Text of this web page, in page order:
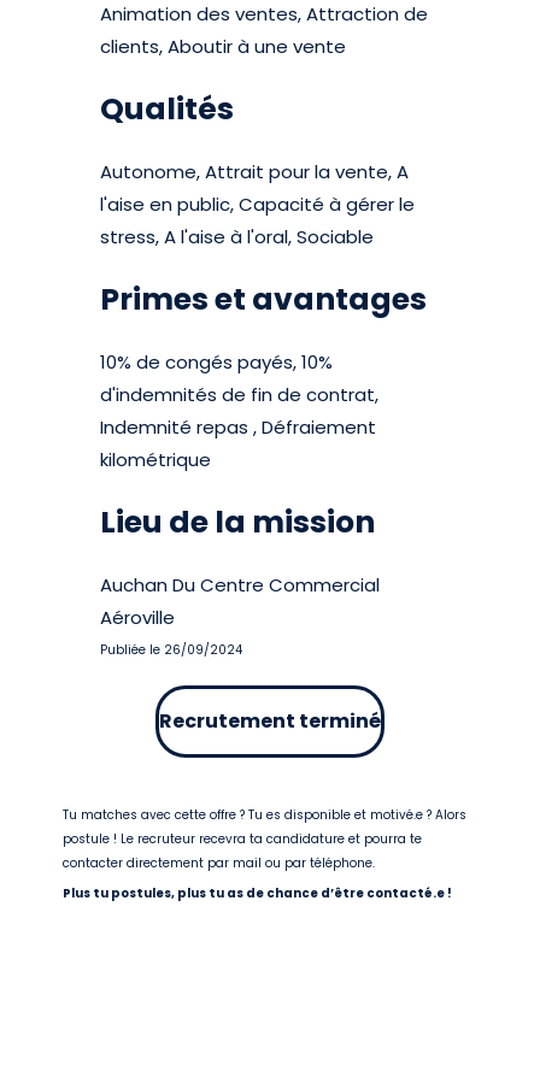
Animation des ventes, Attraction de
clients, Aboutir à une vente
Qualités
Autonome, Attrait pour la vente, A
l'aise en public, Capacité à gérer le
stress, A l'aise à l'oral, Sociable
Primes et avantages
10% de congés payés, 10%
d'indemnités de fin de contrat,
Indemnité repas , Défraiement
kilométrique
Lieu de la mission
Auchan Du Centre Commercial
Aéroville
Publiée le 26/09/2024
Recrutement terminé
Tu matches avec cette offre ? Tu es disponible et motivé.e ? Alors
postule ! Le recruteur recevra ta candidature et pourra te
contacter directement par mail ou par téléphone.
Plus tu postules, plus tu as de chance d’être contacté.e !